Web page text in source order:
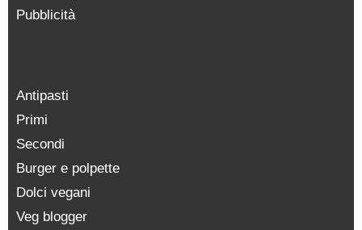
Pubblicità
Antipasti
Primi
Secondi
Burger e polpette
Dolci vegani
Veg blogger